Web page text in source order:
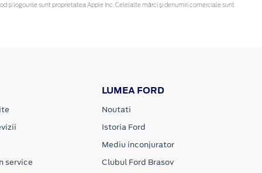
și logourile sunt proprietatea Apple Inc. Celelalte mărci și denumiri comerciale sunt
service
LUMEA FORD
Noutati
Istoria Ford
Mediu inconjurator
Clubul Ford Brasov